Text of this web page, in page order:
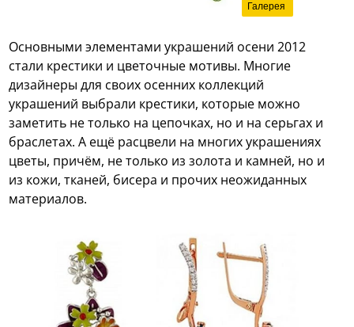
Галерея
Основными элементами украшений осени 2012
стали крестики и цветочные мотивы. Многие
дизайнеры для своих осенних коллекций
украшений выбрали крестики, которые можно
заметить не только на цепочках, но и на серьгах и
браслетах. А ещё расцвели на многих украшениях
цветы, причём, не только из золота и камней, но и
из кожи, тканей, бисера и прочих неожиданных
материалов.